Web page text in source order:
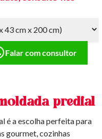
Falar com consultor
predial
é a escolha perfeita para
gourmet, cozinhas